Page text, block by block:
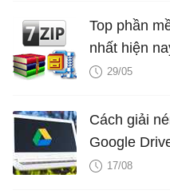
Top phần
nhất hiện
29/05
Cách giải
Google
17/08